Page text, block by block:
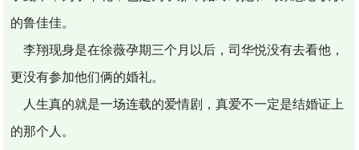
的鲁佳佳。
李翔现身是在徐薇孕期三个月以后，司华悦没有去看他，
更没有参加他们俩的婚礼。
人生真的就是一场连载的爱情剧，真爱不一定是结婚证上
的那个人。